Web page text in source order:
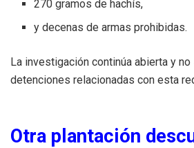
270 gramos de hachís,
y decenas de armas prohibidas.
La investigación continúa abierta y
detenciones relacionadas con esta
Otra plantación